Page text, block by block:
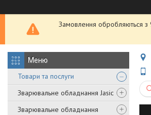
Замовлення обробляються з
Товари та послуги
Зварювальне обладнання Jasic
Зварювальне обладнання